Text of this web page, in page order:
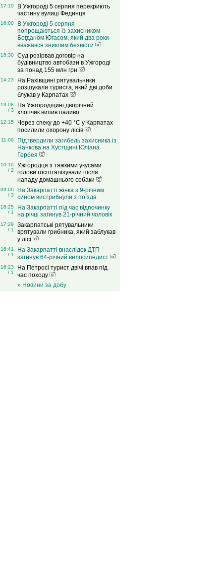
17:10
В Ужгороді 5 серпня перекриють
частину вулиці Фединця
16:00
В Ужгороді 5 серпня
попрощаються із захисником
Богданом Югасом, який два роки
вважався зниклим безвісти
15:30
Суд розірвав договір на
будівництво автобази в Ужгороді
за понад 155 млн грн
14:23
На Рахівщині рятувальники
розшукали туриста, який дві доби
блукав у Карпатах
13:08
/ 3
На Ужгородщині дворічний
хлопчик випив паливо
12:15
Через спеку до +40 °C у Карпатах
посилили охорону лісів
11:09
Підтвердили загибель захисника із
Нанкова на Хустщині Юліана
Гербея
10:10
/ 2
Ужгородця з тяжкими укусами
голови госпіталізували після
нападу домашнього собаки
09:00
/ 3
На Закарпатті жінка з 9-річним
сином вистрибнули з поїзда
18:25
/ 1
На Закарпатті під час відпочинку
на річці загинув 21-річний чоловік
17:29
/ 1
Закарпатські рятувальники
врятували грибника, який заблукав
у лісі
16:41
/ 1
На Закарпатті внаслідок ДТП
загинув 64-річний велосипедист
16:23
/ 1
На Петросі турист двічі впав під
час походу
» Новини за добу